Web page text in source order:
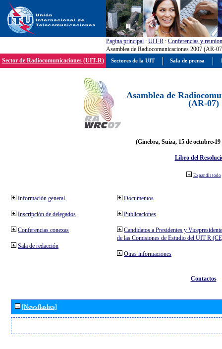
Pagína principal : UIT-R : Conferencias y
Asamblea de Radiocomunicaciones 2007 (AR-
Sector de Radiocomunicaciones (UIT-R)
Asamblea de
(AR-07)
(Ginebra, Suiza, 15 de octubre-19
Libro del
Expandir todo
Información general
Inscripción de delegados
Conferencias conexas
Sala de redacción
Documentos
Publicaciones
Candidatos a Presidentes y
de las Comisiones de Estudio del UIT R
Otras informaciones
Contactos
[Newsflashes]
Sectores de la UIT Sala de prensa